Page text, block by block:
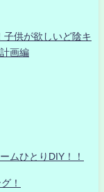
子供が欲しいど陰キ
画編
ムひとりDIY！！
！